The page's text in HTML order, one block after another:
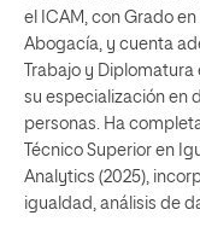
el ICAM, con Grado
Abogacía, y cuenta
Trabajo y
su especialización en
personas. Ha
Técnico Superior en
Analytics (2025),
igualdad, análisis de